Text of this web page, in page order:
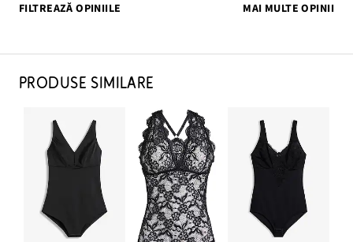
FILTREAZĂ OPINIILE
MAI MULTE OPINII
PRODUSE SIMILARE